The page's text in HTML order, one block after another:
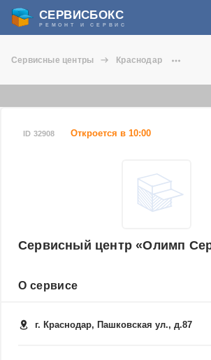
СЕРВИСБОКС
РЕМОНТ И СЕРВИС
Я забыл пароль
СЕРВИСЫ И МАСТЕРА
Сервисные центры
Краснодар
ID 32908 Откроется в 10:00
Сервисный центр «Олимп
О сервисе
г. Краснодар, Пашковская ул., д.87